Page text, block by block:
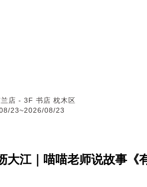
店 - 3F 书店 枕木区
23~2026/08/23
大江｜喵喵老师说故事《